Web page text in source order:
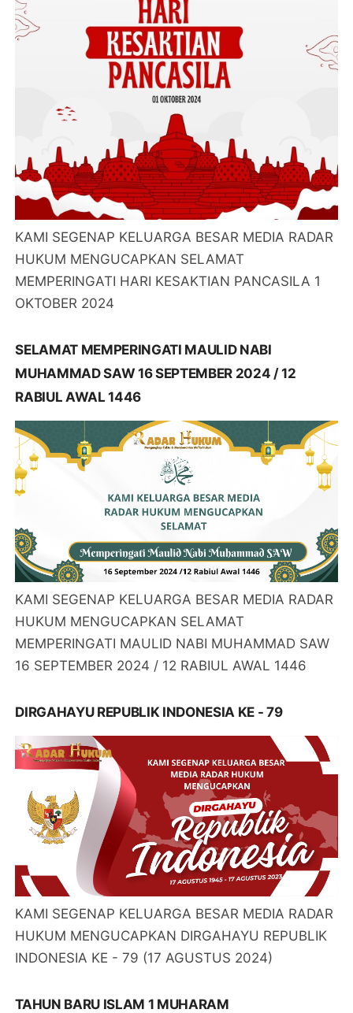
KAMI SEGENAP KELUARGA BESAR MEDIA RADAR
HUKUM MENGUCAPKAN SELAMAT
MEMPERINGATI HARI KESAKTIAN PANCASILA 1
OKTOBER 2024
SELAMAT MEMPERINGATI MAULID NABI
MUHAMMAD SAW 16 SEPTEMBER 2024 / 12
RABIUL AWAL 1446
KAMI SEGENAP KELUARGA BESAR MEDIA RADAR
HUKUM MENGUCAPKAN SELAMAT
MEMPERINGATI MAULID NABI MUHAMMAD SAW
16 SEPTEMBER 2024 / 12 RABIUL AWAL 1446
DIRGAHAYU REPUBLIK INDONESIA KE - 79
KAMI SEGENAP KELUARGA BESAR MEDIA RADAR
HUKUM MENGUCAPKAN DIRGAHAYU REPUBLIK
INDONESIA KE - 79 (17 AGUSTUS 2024)
TAHUN BARU ISLAM 1 MUHARAM